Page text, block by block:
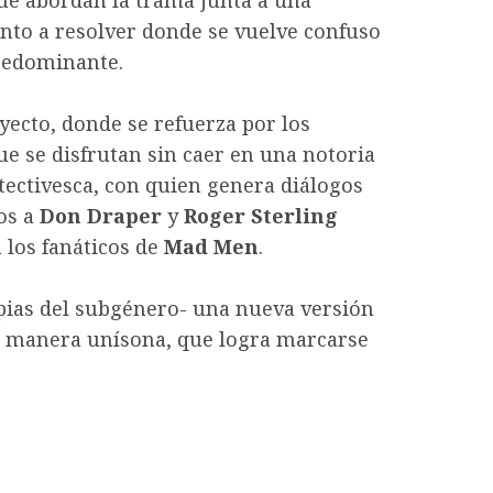
a resolver donde se vuelve confuso
donde se refuerza por los
se disfrutan sin caer en una notoria
con quien genera diálogos
a Don Draper yRoger Sterling
fanáticos de Mad Men.
del subgénero- una nueva versión
unísona, que logra marcarse